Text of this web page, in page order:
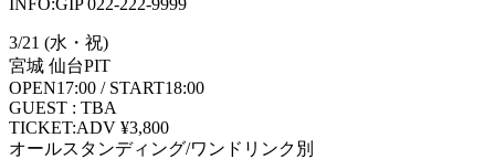
3/21 (水・祝)
宮城 仙台PIT
OPEN17:00 / START18:00
GUEST : TBA
TICKET:ADV ¥3,800
オールスタンディング/ワンドリンク別